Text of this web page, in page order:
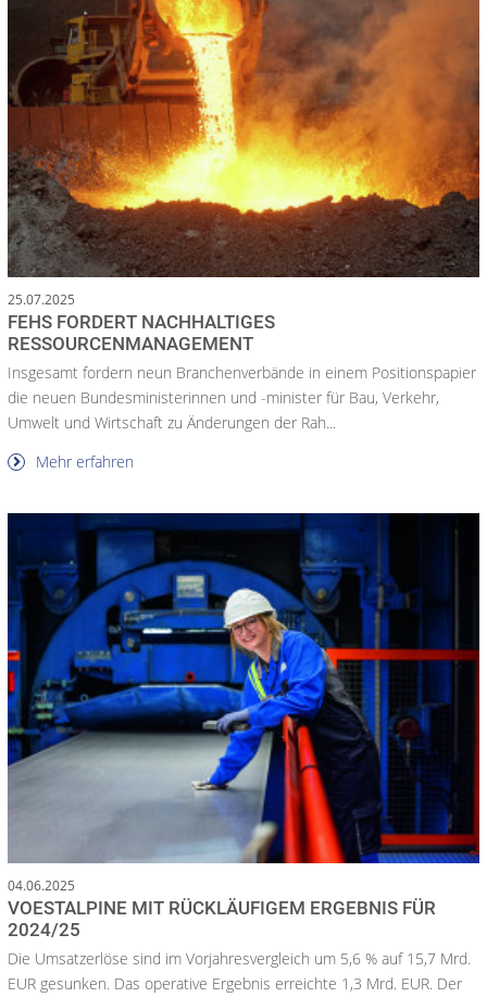
25.07.2025
FEHS FORDERT NACHHALTIGES
RESSOURCENMANAGEMENT
Insgesamt fordern neun Branchenverbände in einem Positionspapier
die neuen Bundesministerinnen und -minister für Bau, Verkehr,
Umwelt und Wirtschaft zu Änderungen der Rah...
Mehr erfahren
04.06.2025
VOESTALPINE MIT RÜCKLÄUFIGEM ERGEBNIS FÜR
2024/25
Die Umsatzerlöse sind im Vorjahresvergleich um 5,6 % auf 15,7 Mrd.
EUR gesunken. Das operative Ergebnis erreichte 1,3 Mrd. EUR. Der